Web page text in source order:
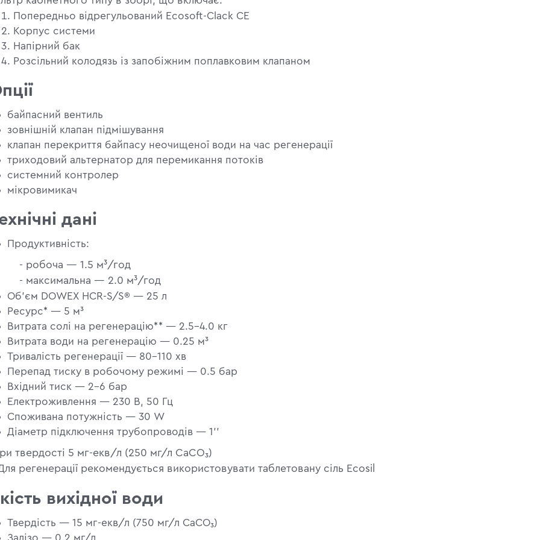
Попередньо відрегульований Ecosoft-Clack CE
Корпус системи
Напірний бак
Розсільний колодязь із запобіжним поплавковим клапаном
байпасний вентиль
зовнішній клапан підмішування
клапан перекриття байпасу неочищеної води на час регенерації
триходовий альтернатор для перемикання потоків
системний контролер
мікровимикач
дані
Продуктивність:
робоча — 1.5 м³/год
максимальна — 2.0 м³/год
Об'єм DOWEX HCR-S/S® — 25 л
Ресурс* — 5 м³
Витрата солі на регенерацію** — 2.5–4.0 кг
Витрата води на регенерацію — 0.25 м³
Тривалість регенерації — 80–110 хв
Перепад тиску в робочому режимі — 0.5 бар
Вхідний тиск — 2–6 бар
Електроживлення — 230 В, 50 Гц
Споживана потужність — 30 W
Діаметр підключення трубопроводів — 1’’
твердості 5 мг-екв/л (250 мг/л CaCO₃)
регенерації рекомендується використовувати таблетовану сіль Ecosil
вихідної води
Твердість — 15 мг-екв/л (750 мг/л CaCO₃)
Залізо — 0.2 мг/л